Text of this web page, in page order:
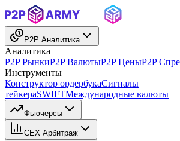
P2P Аналитика
Аналитика
P2P РынкиP2P ВалютыP2P ЦеныP2P
Инструменты
Конструктор ордербукаСигналы
тейкераSWIFTМеждународные валюты
Фьючерсы
CEX Арбитраж